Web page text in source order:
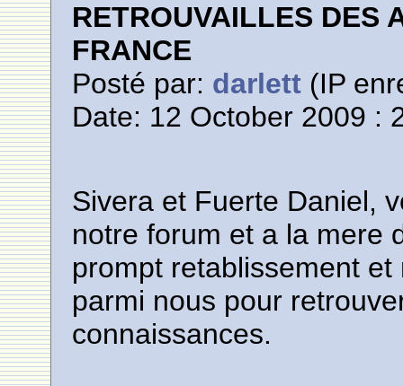
RETROUVAILLES DES
FRANCE
Posté par: darlett (IP
Date: 12 October 2009 :
Sivera et Fuerte Daniel,
notre forum et a la mere
prompt retablissement
parmi nous pour
connaissances.